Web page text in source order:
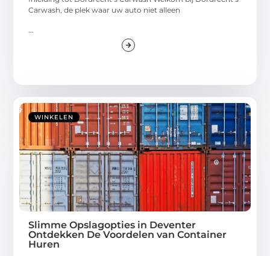
Carwash, de plek waar uw auto niet alleen
WINKELEN
Slimme Opslagopties in Deventer
Ontdekken De Voordelen van Container
Huren